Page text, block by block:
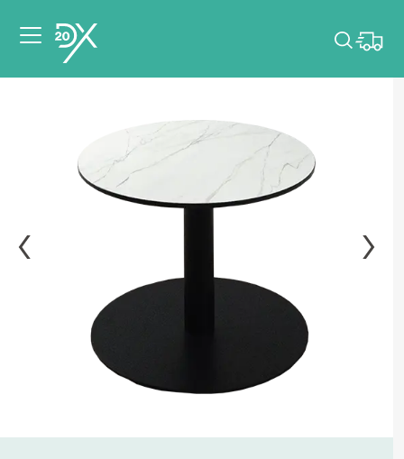
dates de votre
événement.